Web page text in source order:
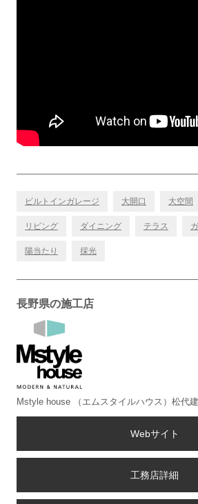
ビルトインガレージ 大開口 大空間
リビング ダイニング テラス
陽当たり 採光
長野県の施工店
Mstyle house （エムスタイルハウス）松代
Webサイト
工務店詳細